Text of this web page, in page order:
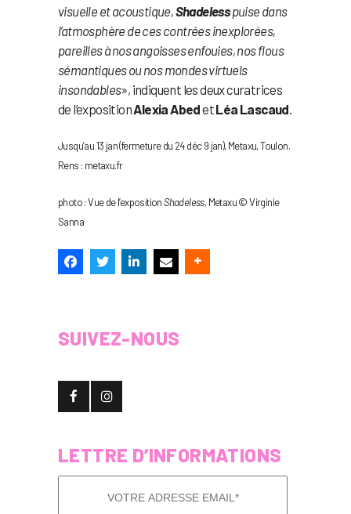
visuelle et acoustique,Shadelesspuise dans
l’atmosphère de ces contrées inexplorées,
pareilles à nos angoisses enfouies, nos flous
sémantiques ou nos mondes virtuels
insondables», indiquent les deux curatrices
de l’expositionAlexia AbedetLéa Lascaud
Jusqu’au 13 jan (fermeture du 24 déc 9 jan), Metaxu, Toulon.
Rens : metaxu.fr
photo : Vue de l’expositionShadeless, Metaxu © Virginie
Sanna
SUIVEZ-NOUS
LETTRE D’INFORMATIONS